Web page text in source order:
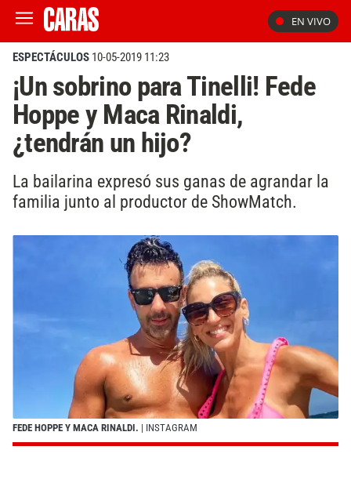
EN VIVO
ESPECTÁCULOS 10-05-2019 11:23
¡Un sobrino para Tinelli! Fede
Hoppe y Maca Rinaldi,
¿tendrán un hijo?
La bailarina expresó sus ganas de agrandar la
familia junto al productor de ShowMatch.
FEDE HOPPE Y MACA RINALDI. | INSTAGRAM